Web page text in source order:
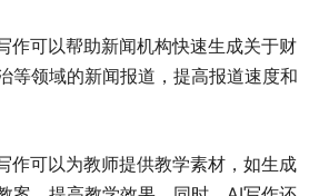
作可以帮助新闻机构快速生成关于财
等领域的新闻报道，提高报道速度和
作可以为教师提供教学素材，如生成